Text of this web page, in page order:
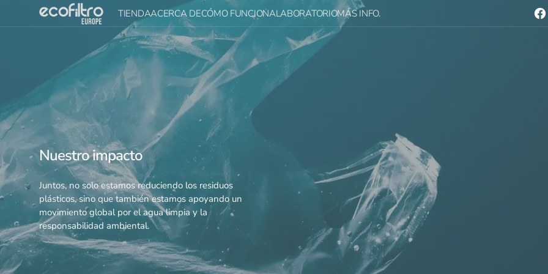
contenido
TIENDA
Ecofiltro 5L
Ecofiltro 20L
Accesorios Ecofiltro
Tarjeta regalo Ecofiltro
Comprar todo
ACERCA DE
Acerca de Ecofiltro
Impacto en la
sostenibilidad
Presencia mundial
CÓMO FUNCIONA
Cómo funciona
Guía de instalación
Mantenimiento
LABORATORIOMÁS INFO.
Nuestro impacto
Juntos, no solo estamos reduciendo los residuos
plásticos, sino que también estamos apoyando un
movimiento global por el agua limpia y la
responsabilidad ambiental.